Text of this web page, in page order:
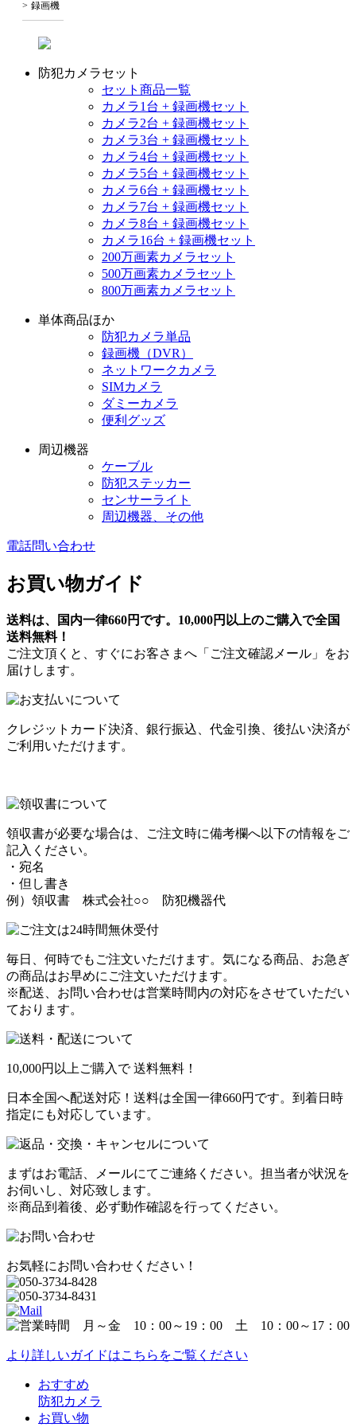
録画機
防犯カメラセット
セット商品一覧
カメラ1台 + 録画機セット
カメラ2台 + 録画機セット
カメラ3台 + 録画機セット
カメラ4台 + 録画機セット
カメラ5台 + 録画機セット
カメラ6台 + 録画機セット
カメラ7台 + 録画機セット
カメラ8台 + 録画機セット
カメラ16台 + 録画機セット
200万画素カメラセット
500万画素カメラセット
800万画素カメラセット
単体商品ほか
防犯カメラ単品
録画機（DVR）
ネットワークカメラ
SIMカメラ
ダミーカメラ
便利グッズ
周辺機器
ケーブル
防犯ステッカー
センサーライト
周辺機器、その他
電話問い合わせ
お買い物ガイド
送料は、国内一律660円です。10,000円以上のご購入で全国
送料無料！
ご注文頂くと、すぐにお客さまへ「ご注文確認メール」をお
届けします。
クレジットカード決済、銀行振込、代金引換、後払い決済が
ご利用いただけます。
領収書が必要な場合は、ご注文時に備考欄へ以下の情報をご
記入ください。
・宛名
・但し書き
例）領収書 株式会社○○ 防犯機器代
毎日、何時でもご注文いただけます。気になる商品、お急ぎ
の商品はお早めにご注文いただけます。
※配送、お問い合わせは営業時間内の対応をさせていただい
ております。
10,000円以上ご購入で 送料無料！
日本全国へ配送対応！送料は全国一律660円です。到着日時
指定にも対応しています。
まずはお電話、メールにてご連絡ください。担当者が状況を
お伺いし、対応致します。
※商品到着後、必ず動作確認を行ってください。
お気軽にお問い合わせください！
より詳しいガイドはこちらをご覧ください
おすすめ
防犯カメラ
お買い物